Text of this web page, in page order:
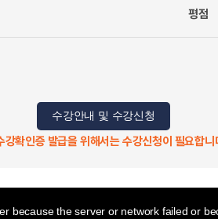
평점
수강안내 및 수강신청
강확인증 발급을 위해서는 수강신청이 필요합니
because the server or network failed or